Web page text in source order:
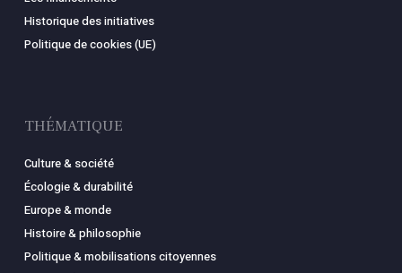
Historique des initiatives
Politique de cookies (UE)
THÉMATIQUE
Culture & société
Écologie & durabilité
Europe & monde
Histoire & philosophie
Politique & mobilisations citoyennes